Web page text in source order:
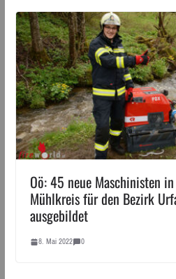
Oö: 45 neue Maschinisten
Mühlkreis für den Bezirk
ausgebildet
8. Mai 2022 0